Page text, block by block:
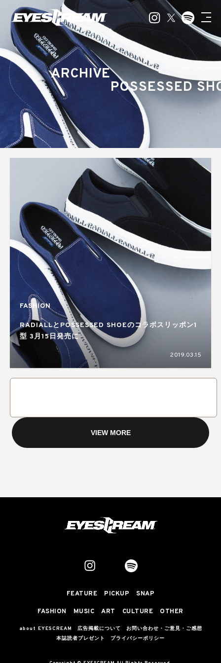
ARCHIVE
POSSESSED
FASHION
RADIALLとPOSSESSED SHOEのコラボスリッポン1
型 3月15日発売に
2019.03.15
VIEW MORE
FEATURE PICKUP SNAP
FASHION MUSIC ART CULTURE OTHER
about EYESCREAM 広告掲載について
お問い合わせ・ご意見・ご感想
本誌読者プレゼント
プライバシーポリシー